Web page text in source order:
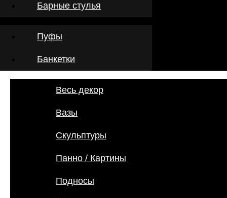
Барные стулья
Пуфы
Банкетки
Весь декор
Вазы
Скульптуры
Панно / Картины
Подносы